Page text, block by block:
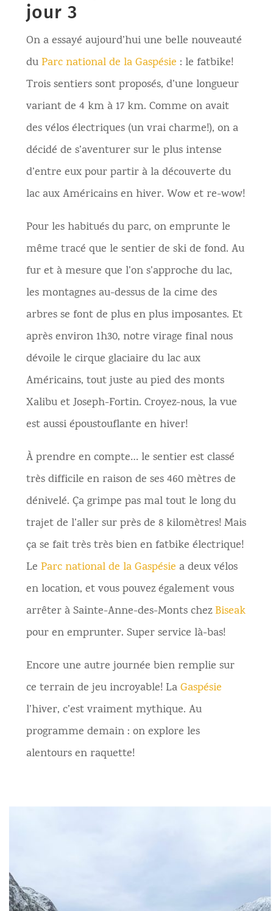
jour 3
On a essayé aujourd’hui une belle nouveauté
duParc national de la Gaspésie : le fatbike!
Trois sentiers sont proposés, d’une longueur
variant de 4 km à 17 km. Comme on avait
des vélos électriques (un vrai charme!), on a
décidé de s’aventurer sur le plus intense
d’entre eux pour partir à la découverte du
lac aux Américains en hiver. Wow et re-wow!
Pour les habitués du parc, on emprunte le
même tracé que le sentier de ski de fond. Au
fur et à mesure que l’on s’approche du lac,
les montagnes au-dessus de la cime des
arbres se font de plus en plus imposantes. Et
après environ 1h30, notre virage final nous
dévoile le cirque glaciaire du lac aux
Américains, tout juste au pied des monts
Xalibu et Joseph-Fortin. Croyez-nous, la vue
est aussi époustouflante en hiver!
À prendre en compte… le sentier est classé
très difficile en raison de ses 460 mètres de
dénivelé. Ça grimpe pas mal tout le long du
trajet de l’aller sur près de 8 kilomètres! Mais
ça se fait très très bien en fatbike électrique!
Le Parc national de la Gaspésie a deux vélos
en location, et vous pouvez également vous
arrêter à Sainte-Anne-des-Monts chezBiseak
pour en emprunter. Super service là-bas!
Encore une autre journée bien remplie sur
ce terrain de jeu incroyable! LaGaspésie
l’hiver, c’est vraiment mythique. Au
programme demain : on explore les
alentours en raquette!